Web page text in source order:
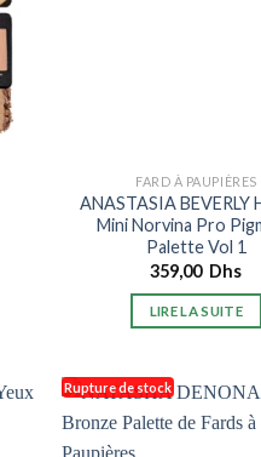
FARD À PAUPIÈRES
ANASTASIA BEVERLY
Mini Norvina Pro
Palette Vol 1
359,00 Dhs
LIRE LA SUITE
Rupture de stock